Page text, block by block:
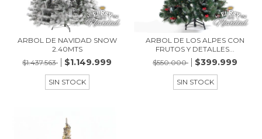
ARBOL DE NAVIDAD SNOW
2.40MTS
$1.437.563
$1.149.999
SIN STOCK
ARBOL DE LOS ALPES CON
FRUTOS Y DETALLES...
$550.000
$399.999
SIN STOCK